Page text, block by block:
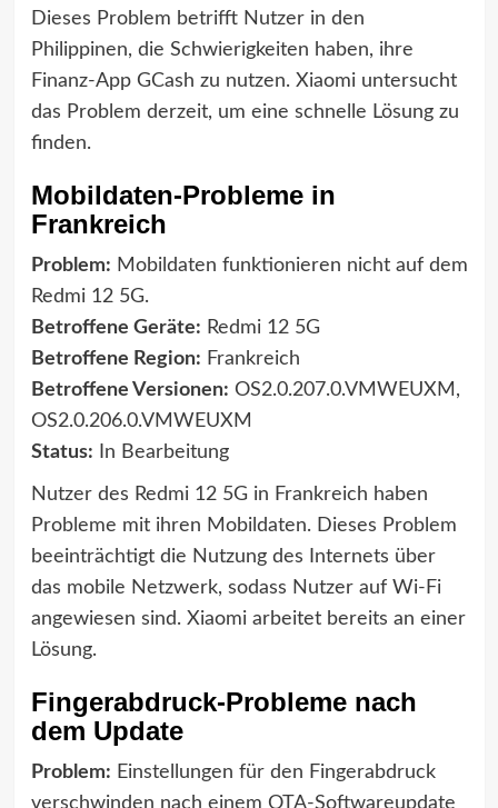
Dieses Problem betrifft Nutzer in den
Philippinen, die Schwierigkeiten haben, ihre
Finanz-App GCash zu nutzen. Xiaomi untersucht
das Problem derzeit, um eine schnelle Lösung zu
finden.
Mobildaten-Probleme in
Frankreich
Problem: Mobildaten funktionieren nicht auf dem
Redmi 12 5G.
Betroffene Geräte: Redmi 12 5G
Betroffene Region: Frankreich
Betroffene Versionen: OS2.0.207.0.VMWEUXM,
OS2.0.206.0.VMWEUXM
Status: In Bearbeitung
Nutzer des Redmi 12 5G in Frankreich haben
Probleme mit ihren Mobildaten. Dieses Problem
beeinträchtigt die Nutzung des Internets über
das mobile Netzwerk, sodass Nutzer auf Wi-Fi
angewiesen sind. Xiaomi arbeitet bereits an einer
Lösung.
Fingerabdruck-Probleme nach
dem Update
Problem: Einstellungen für den Fingerabdruck
verschwinden nach einem OTA-Softwareupdate